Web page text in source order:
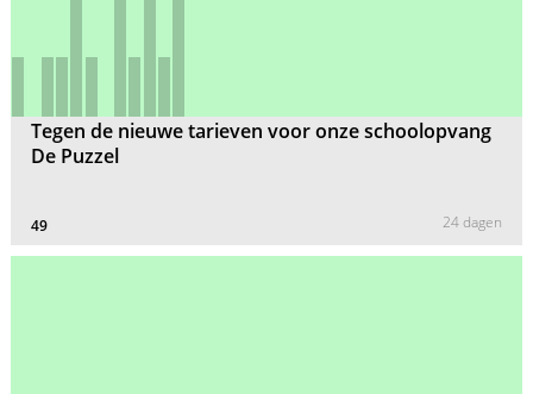
Tegen de nieuwe tarieven voor onze schoolopvang
De Puzzel
49 24 dagen